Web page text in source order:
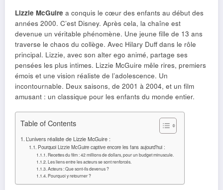
Lizzie McGuire a conquis le cœur des enfants au début des
années 2000. C’est Disney. Après cela, la chaîne est
devenue un véritable phénomène. Une jeune fille de 13 ans
traverse le chaos du collège. Avec Hilary Duff dans le rôle
principal. Lizzie, avec son alter ego animé, partage ses
pensées les plus intimes. Lizzie McGuire mêle rires, premiers
émois et une vision réaliste de l’adolescence. Un
incontournable. Deux saisons, de 2001 à 2004, et un film
amusant : un classique pour les enfants du monde entier.
Table of Contents
L’univers réaliste de Lizzie McGuire :
Pourquoi Lizzie McGuire captive encore les fans aujourd’hui :
Recettes du film : 42 millions de dollars, pour un budget minuscule.
Les liens entre les acteurs se sont renforcés.
Acteurs : Que sont-ils devenus ?
Pourquoi y retourner ?